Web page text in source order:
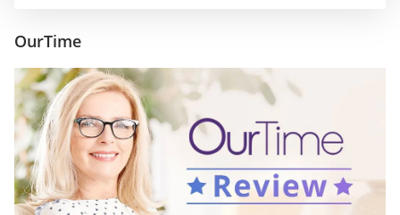
OurTime